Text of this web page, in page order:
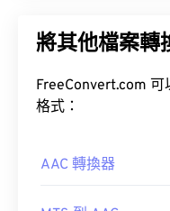
如何開啟 F4V
在大多數平台上，
Player
電視、數位廣播和網
將其他檔案轉
FreeConvert.com 可
格式：
AAC 轉換器